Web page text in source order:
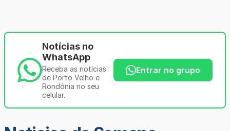
Notícias no
WhatsApp
Receba as notícias
de Porto Velho e
Rondônia no seu
celular.
Entrar no grupo